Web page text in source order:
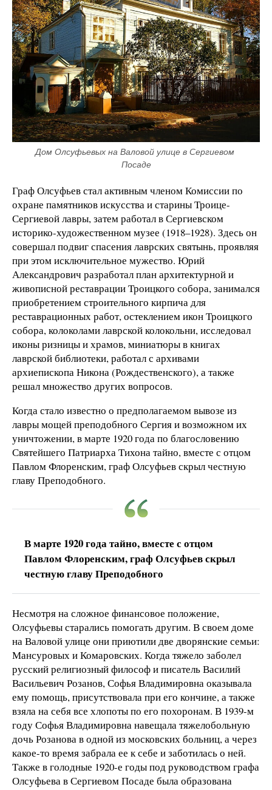
Дом Олсуфьевых на Валовой улице в Сергиевом
Посаде
Граф Олсуфьев стал активным членом Комиссии по
охране памятников искусства и старины Троице-
Сергиевой лавры, затем работал в Сергиевском
историко-художественном музее (1918–1928). Здесь он
совершал подвиг спасения лаврских святынь, проявляя
при этом исключительное мужество. Юрий
Александрович разработал план архитектурной и
живописной реставрации Троицкого собора, занимался
приобретением строительного кирпича для
реставрационных работ, остеклением икон Троицкого
собора, колоколами лаврской колокольни, исследовал
иконы ризницы и храмов, миниатюры в книгах
лаврской библиотеки, работал с архивами
архиепископа Никона (Рождественского), а также
решал множество других вопросов.
Когда стало известно о предполагаемом вывозе из
лавры мощей преподобного Сергия и возможном их
уничтожении, в марте 1920 года по благословению
Святейшего Патриарха Тихона тайно, вместе с отцом
Павлом Флоренским, граф Олсуфьев скрыл честную
главу Преподобного.
В марте 1920 года тайно, вместе с отцом
Павлом Флоренским, граф Олсуфьев скрыл
честную главу Преподобного
Несмотря на сложное финансовое положение,
Олсуфьевы старались помогать другим. В своем доме
на Валовой улице они приютили две дворянские семьи:
Мансуровых и Комаровских. Когда тяжело заболел
русский религиозный философ и писатель Василий
Васильевич Розанов, Софья Владимировна оказывала
ему помощь, присутствовала при его кончине, а также
взяла на себя все хлопоты по его похоронам. В 1939-м
году Софья Владимировна навещала тяжелобольную
дочь Розанова в одной из московских больниц, а через
какое-то время забрала ее к себе и заботилась о ней.
Также в голодные 1920-е годы под руководством графа
Олсуфьева в Сергиевом Посаде была образована